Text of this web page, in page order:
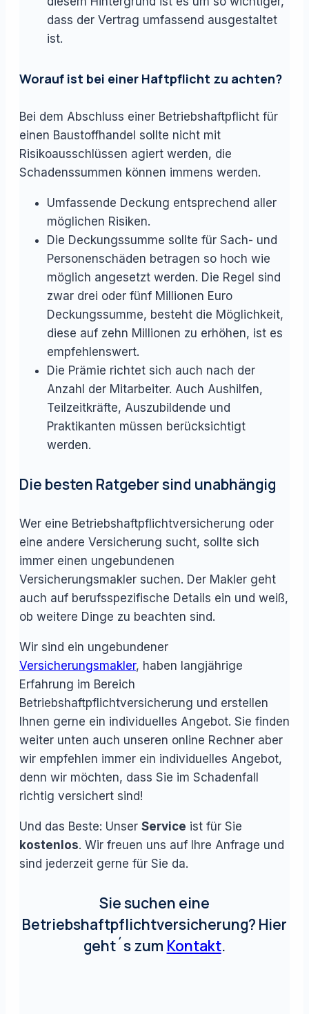
dass der Vertrag umfassend ausgestaltet
ist.
Worauf ist bei einer Haftpflicht zu achten?
Bei dem Abschluss einer Betriebshaftpflicht für
einen Baustoffhandel sollte nicht mit
Risikoausschlüssen agiert werden, die
Schadenssummen können immens werden.
Umfassende Deckung entsprechend aller
möglichen Risiken.
Die Deckungssumme sollte für Sach- und
Personenschäden betragen so hoch wie
möglich angesetzt werden. Die Regel sind
zwar drei oder fünf Millionen Euro
Deckungssumme, besteht die Möglichkeit,
diese auf zehn Millionen zu erhöhen, ist es
empfehlenswert.
Die Prämie richtet sich auch nach der
Anzahl der Mitarbeiter. Auch Aushilfen,
Teilzeitkräfte, Auszubildende und
Praktikanten müssen berücksichtigt
werden.
Die besten Ratgeber sind unabhängig
Wer eine Betriebshaftpflichtversicherung oder
eine andere Versicherung sucht, sollte sich
immer einen ungebundenen
Versicherungsmakler suchen. Der Makler geht
auch auf berufsspezifische Details ein und weiß,
ob weitere Dinge zu beachten sind.
Wir sind ein ungebundener
Versicherungsmakler, haben langjährige
Erfahrung im Bereich
Betriebshaftpflichtversicherung und erstellen
Ihnen gerne ein individuelles Angebot. Sie finden
weiter unten auch unseren online Rechner aber
wir empfehlen immer ein individuelles Angebot,
denn wir möchten, dass Sie im Schadenfall
richtig versichert sind!
Und das Beste: Unser Service ist für Sie
kostenlos. Wir freuen uns auf Ihre Anfrage und
sind jederzeit gerne für Sie da.
Sie suchen eine
Betriebshaftpflichtversicherung? Hier
geht´s zum Kontakt.